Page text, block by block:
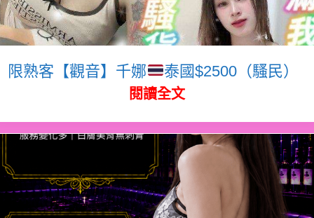
限熟客【觀音】千娜 泰國$2500（騷民）
閱讀全文